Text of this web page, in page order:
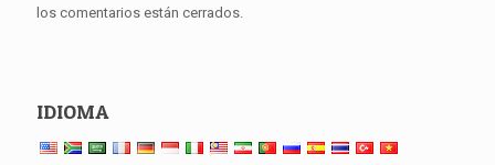
los comentarios están cerrados.
IDIOMA